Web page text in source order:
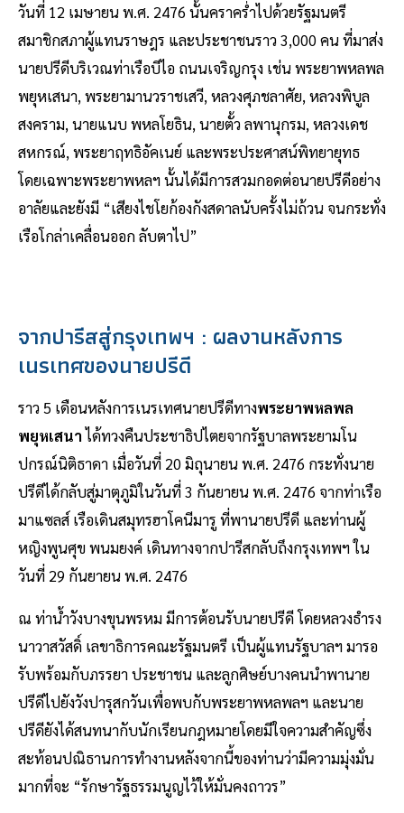
วันที่ 12 เมษายน พ.ศ. 2476 นั้นคราคร่ำไปด้วยรัฐมนตรี
สมาชิกสภาผู้แทนราษฎร และประชาชนราว 3,000 คน ที่มาส่ง
นายปรีดีบริเวณท่าเรือบีไอ ถนนเจริญกรุง เช่น พระยาพหลพล
พยุหเสนา, พระยามานวราชเสวี, หลวงศุภชลาศัย, หลวงพิบูล
สงคราม, นายแนบ พหลโยธิน, นายตั้ว ลพานุกรม, หลวงเดช
สหกรณ์, พระยาฤทธิอัคเนย์ และพระประศาสน์พิทยายุทธ
โดยเฉพาะพระยาพหลฯ นั้นได้มีการสวมกอดต่อนายปรีดีอย่าง
อาลัยและยังมี “เสียงไชโยก้องกังสดาลนับครั้งไม่ถ้วน จนกระทั่ง
เรือโกล่าเคลื่อนออก ลับตาไป”
จากปารีสสู่กรุงเทพฯ : ผลงานหลังการ
เนรเทศของนายปรีดี
ราว 5 เดือนหลังการเนรเทศนายปรีดีทางพระยาพหลพล
พยุหเสนาได้ทวงคืนประชาธิปไตยจากรัฐบาลพระยามโน
ปกรณ์นิติธาดา เมื่อวันที่ 20 มิถุนายน พ.ศ. 2476 กระทั่งนาย
ปรีดีได้กลับสู่มาตุภูมิในวันที่ 3 กันยายน พ.ศ. 2476 จากท่าเรือ
มาแซลส์ เรือเดินสมุทรฮาโคนีมารู ที่พานายปรีดี และท่านผู้
หญิงพูนศุข พนมยงค์ เดินทางจากปารีสกลับถึงกรุงเทพฯ ใน
วันที่ 29 กันยายน พ.ศ. 2476
ณ ท่าน้ำวังบางขุนพรหม มีการต้อนรับนายปรีดี โดยหลวงธำรง
นาวาสวัสดิ์ เลขาธิการคณะรัฐมนตรี เป็นผู้แทนรัฐบาลฯ มารอ
รับพร้อมกับภรรยา ประชาชน และลูกศิษย์บางคนนำพานาย
ปรีดีไปยังวังปารุสกวันเพื่อพบกับพระยาพหลพลฯ และนาย
ปรีดียังได้สนทนากับนักเรียนกฎหมายโดยมีใจความสำคัญซึ่ง
สะท้อนปณิธานการทำงานหลังจากนี้ของท่านว่ามีความมุ่งมั่น
มากที่จะ “รักษารัฐธรรมนูญไว้ให้มั่นคงถาวร”